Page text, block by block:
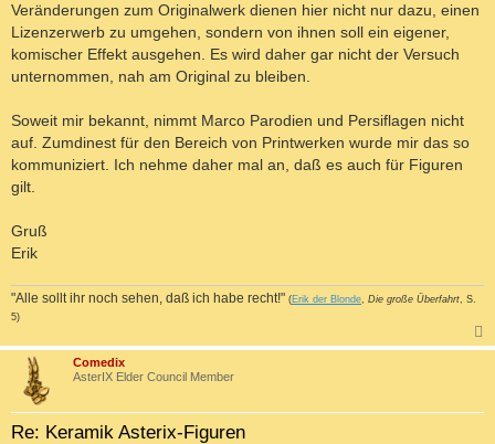
Veränderungen zum Originalwerk dienen hier nicht nur dazu, einen
Lizenzerwerb zu umgehen, sondern von ihnen soll ein eigener,
komischer Effekt ausgehen. Es wird daher gar nicht der Versuch
unternommen, nah am Original zu bleiben.
Soweit mir bekannt, nimmt Marco Parodien und Persiflagen nicht
auf. Zumdinest für den Bereich von Printwerken wurde mir das so
kommuniziert. Ich nehme daher mal an, daß es auch für Figuren
gilt.
Gruß
Erik
"Alle sollt ihr noch sehen, daß ich habe recht!" (Erik der Blonde Die große Überfahrt , S.
5)
a
Comedix
AsterIX Elder Council Member
Re: Keramik Asterix-Figuren